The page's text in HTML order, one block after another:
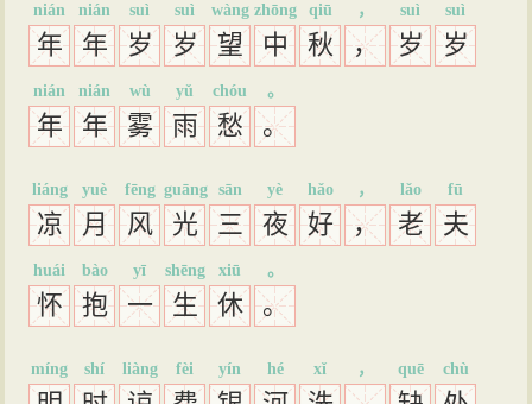
年
nián
年
nián
岁
suì
岁
suì
望
wàng
中
zhōng
秋
qiū
，
，
岁
suì
岁
suì
年
nián
年
nián
雾
wù
雨
yǔ
愁
chóu
。
。
凉
liáng
月
yuè
风
fēng
光
guāng
三
sān
夜
yè
好
hǎo
，
，
老
lǎo
夫
fū
怀
huái
抱
bào
一
yī
生
shēng
休
xiū
。
。
míng shí liàng fèi yín hé xǐ ， quē chù